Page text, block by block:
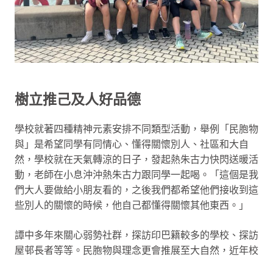
樹立推己及人好品德
學校就著四種精神元素安排不同類型活動，舉例「民胞物
與」是希望同學有同情心、懂得關懷別人、社區和大自
然，學校就在天氣轉涼的日子，發起熱朱古力快閃送暖活
動，老師在小息沖沖熱朱古力跟同學一起喝。「這個是我
們大人要做給小朋友看的，之後我們都希望他們接收到這
些別人的關懷的時候，他自己都懂得關懷其他東西。」
譚中多年來關心弱勢社群，探訪印巴籍較多的學校、探訪
屋邨長者等等。民胞物與理念更會推展至大自然，近年校